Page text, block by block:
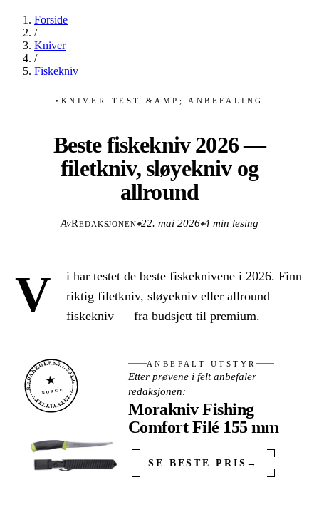
Forside
/
Kniver
/
Fiskekniv
● KNIVER · TEST &AMP; ANBEFALING
Beste fiskekniv 2026 —
filetkniv, sløyekniv og
allround
AvRedaksjonen◆22. mai 2026◆4 min lesing
V
i har testet de beste fiskeknivene i 2026. Finn
riktig filetkniv, sløyekniv eller allround
fiskekniv — fra budsjett til premium.
REDAKTØRENS · VALG
· FELTTESTET ·
★
NORGE
ANBEFALT UTSTYR
Etter prøvene i felt anbefaler
redaksjonen:
Morakniv Fishing
Comfort Filé 155 mm
SE BESTE PRIS →